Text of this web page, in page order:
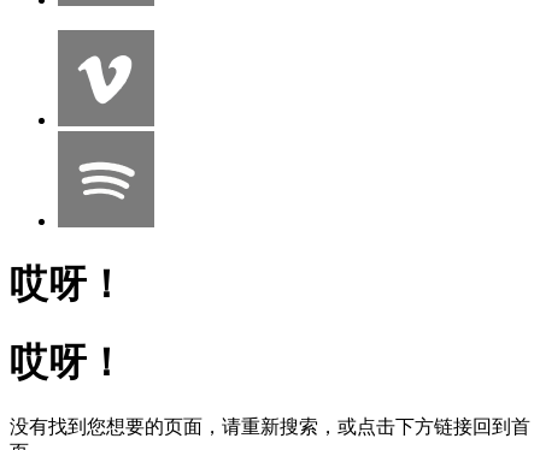
哎呀！
哎呀！
没有找到您想要的页面，请重新搜索，或点击下方链接回到首